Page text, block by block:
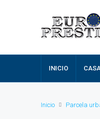
INICIO
Inicio Parcela